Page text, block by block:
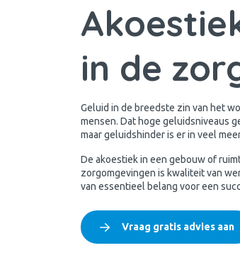
in de
Geluid in de breedste zin van het
mensen. Dat hoge geluidsniveaus
maar geluidshinder is er in veel
De akoestiek in een gebouw of
zorgomgevingen is kwaliteit van
van essentieel belang voor een
Vraag gratis advies aan